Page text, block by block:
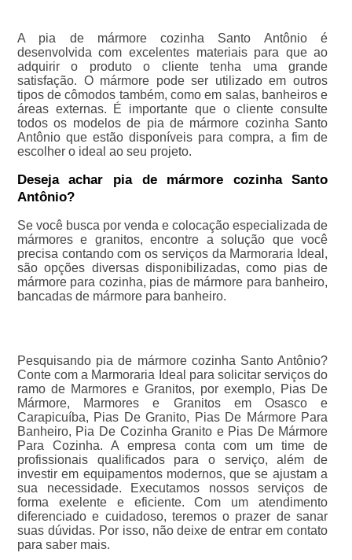
A pia de mármore cozinha Santo Antônio é
desenvolvida com excelentes materiais para que ao
adquirir o produto o cliente tenha uma grande
satisfação. O mármore pode ser utilizado em outros
tipos de cômodos também, como em salas, banheiros e
áreas externas. É importante que o cliente consulte
todos os modelos de pia de mármore cozinha Santo
Antônio que estão disponíveis para compra, a fim de
escolher o ideal ao seu projeto.
Deseja achar pia de mármore cozinha Santo
Antônio?
Se você busca por venda e colocação especializada de
mármores e granitos, encontre a solução que você
precisa contando com os serviços da Marmoraria Ideal,
são opções diversas disponibilizadas, como pias de
mármore para cozinha, pias de mármore para banheiro,
bancadas de mármore para banheiro.
Pesquisando pia de mármore cozinha Santo Antônio?
Conte com a Marmoraria Ideal para solicitar serviços do
ramo de Marmores e Granitos, por exemplo, Pias De
Mármore, Marmores e Granitos em Osasco e
Carapicuíba, Pias De Granito, Pias De Mármore Para
Banheiro, Pia De Cozinha Granito e Pias De Mármore
Para Cozinha. A empresa conta com um time de
profissionais qualificados para o serviço, além de
investir em equipamentos modernos, que se ajustam a
sua necessidade. Executamos nossos serviços de
forma exelente e eficiente. Com um atendimento
diferenciado e cuidadoso, teremos o prazer de sanar
suas dúvidas. Por isso, não deixe de entrar em contato
para saber mais.